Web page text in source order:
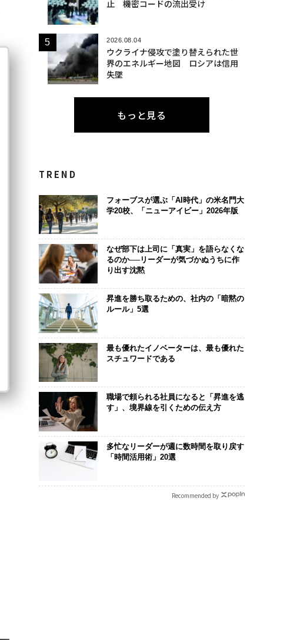
止 機密コードの流出受け
2026.08.04
ウクライナ侵攻で塗り替えられた世
界のエネルギー地図 ロシアは信用
失墜
もっと見る
TREND
フォーブスが選ぶ「AI時代」の米名門大
学20校、「ニューアイビー」2026年版
なぜ部下は上司に「真実」を語らなくな
るのか──リーダーが気づかぬうちに作
り出す沈黙
昇進を勝ち取るための、社内の「暗黙の
ルール」5選
最も優れたイノベーターは、最も優れた
スチュワードである
職場で頼られる社員になると「昇進を逃
す」、境界線を引くための伝え方
多忙なリーダーが週に数時間を取り戻す
「時間活用術」20選
Recommended by